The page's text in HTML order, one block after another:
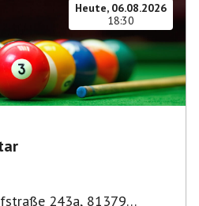
Heute, 06.08.2026
18:30
243a, 81379